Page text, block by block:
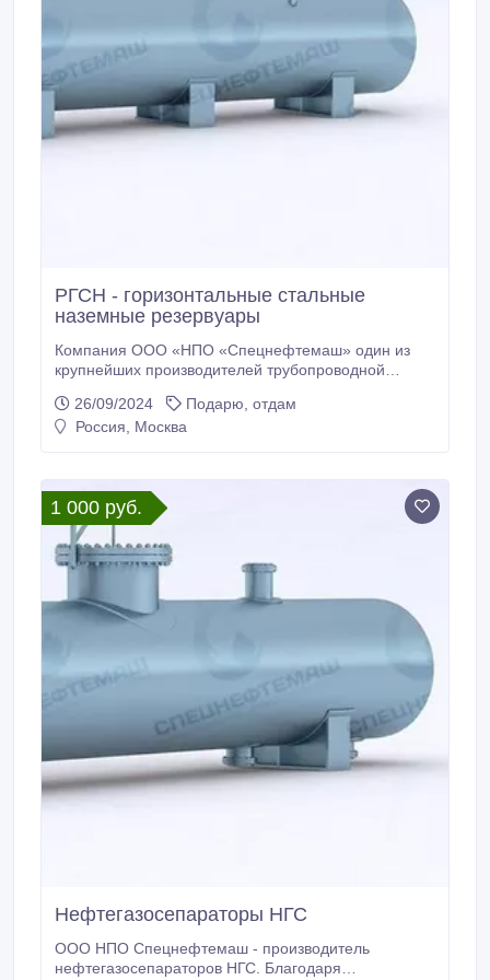
РГСН - горизонтальные стальные
наземные резервуары
Компания ООО «НПО «Спецнефтемаш» один из
крупнейших производителей трубопроводной
назначения, резервуарной техники. Приоритетное
направление деятельности заключается в
машиностроительной, химической, газовой,
агропромышленной отраслей.
26/09/2024
Подарю, отдам
Россия, Москва
1 000 руб.
Нефтегазосепараторы НГС
ООО НПО Спецнефтемаш - производитель
нефтегазосепараторов НГС. Благодаря